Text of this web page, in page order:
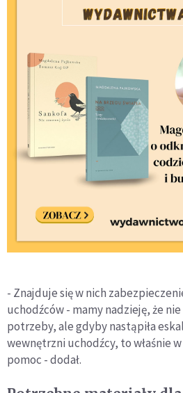
- Znajduje się w nich
uchodźców - mamy nadzieję, że
potrzeby, ale gdyby nastąpiła
wewnętrzni uchodźcy, to właśnie
pomoc - dodał.